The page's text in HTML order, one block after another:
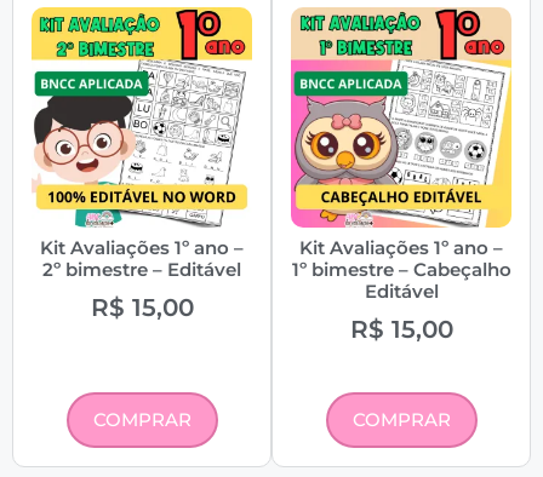
Kit Avaliações 1º ano –
2º bimestre – Editável
R$ 15,00
COMPRAR
Kit Avaliações 1º ano –
1º bimestre – Cabeçalho
Editável
R$ 15,00
COMPRAR